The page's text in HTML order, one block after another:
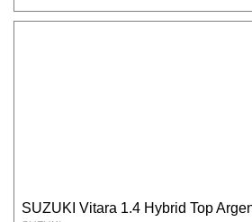
SUZUKI Vitara 1.4 Hybrid Top